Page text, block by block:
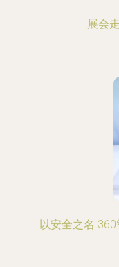
展会
以安全之名